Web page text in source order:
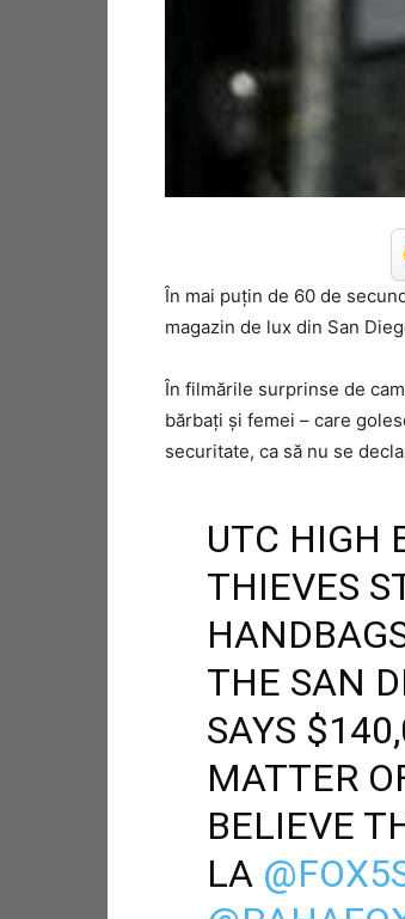
În mai puțin de 60 de
magazin de lux din San
În filmările surprinse de
bărbați și femei – care
securitate, ca să nu se
UTC HIGH
THIEVES
THE SAN
SAYS
MATTER
BELIEVE
LA